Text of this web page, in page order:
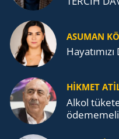
ASUMAN
HİKMET
Alkol
öde­me­me­li